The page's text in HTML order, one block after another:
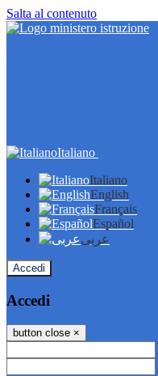
Salta al contenuto
Italiano
Italiano
English
Français
Español
عربى
Accedi
Accedi
button close ×